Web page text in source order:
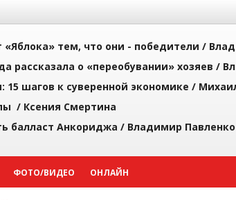
тем, что они - победители /
рассказала о «переобувании» хозяев /
15 шагов к суверенной экономике /
/ Ксения Смертина
балласт Анкориджа / Владимир Павленко
ФОТО/ВИДЕО ОНЛАЙН